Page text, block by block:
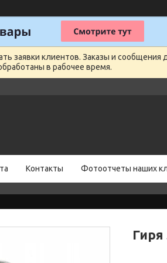
заявки клиентов. Заказы и
в рабочее время.
Контакты Фотоотчеты наших
Гиря